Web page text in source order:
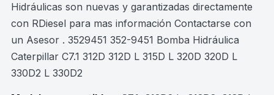
Hidráulicas son nuevas y garantizadas directamente
con RDiesel para mas información Contactarse con
un Asesor . 3529451 352-9451 Bomba Hidráulica
Caterpillar C7.1 312D 312D L 315D L 320D 320D L
330D2 L 330D2